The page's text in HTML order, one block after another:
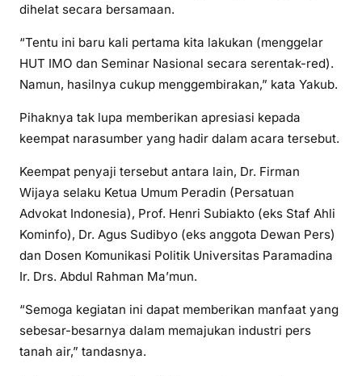
dihelat secara bersamaan.
“Tentu ini baru kali pertama kita lakukan (menggelar
HUT IMO dan Seminar Nasional secara serentak-red).
Namun, hasilnya cukup menggembirakan,” kata Yakub.
Pihaknya tak lupa memberikan apresiasi kepada
keempat narasumber yang hadir dalam acara tersebut.
Keempat penyaji tersebut antara lain, Dr. Firman
Wijaya selaku Ketua Umum Peradin (Persatuan
Advokat Indonesia), Prof. Henri Subiakto (eks Staf Ahli
Kominfo), Dr. Agus Sudibyo (eks anggota Dewan Pers)
dan Dosen Komunikasi Politik Universitas Paramadina
Ir. Drs. Abdul Rahman Ma’mun.
“Semoga kegiatan ini dapat memberikan manfaat yang
sebesar-besarnya dalam memajukan industri pers
tanah air,” tandasnya.